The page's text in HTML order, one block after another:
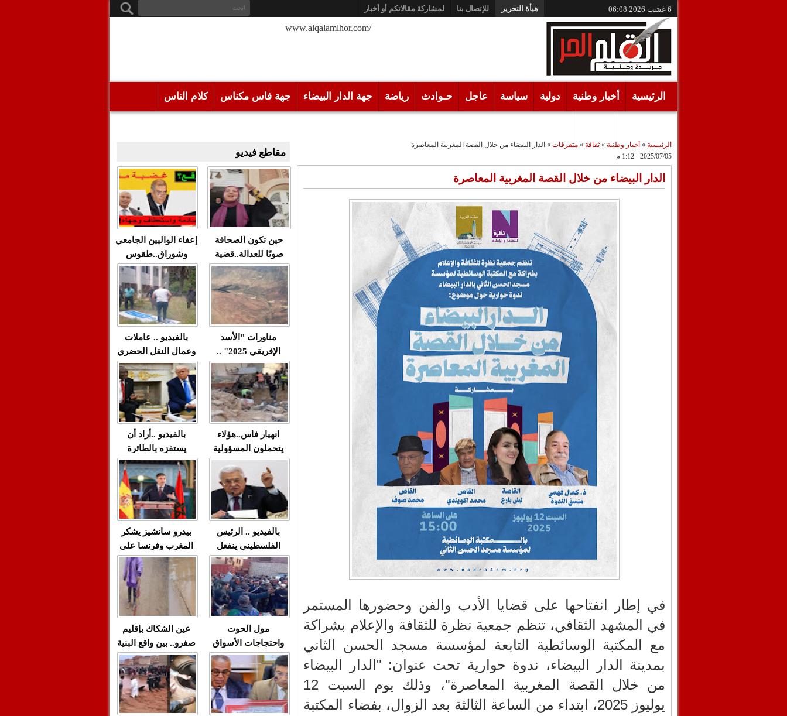
6 غشت 2026 06:08 هيأة التحرير للإتصال بنا لمشاركة مقالاتكم أو أخبار
/www.alqalamlhor.com
الرئيسية أخبار وطنية دولية سياسة عاجل حـوادث رياضة جهة الدار البيضاء جهة فاس مكناس كلام الناس
الرئيسية » أخبار وطنية» ثقافة» متفرقات» الدار البيضاء من خلال القصة المغربية المعاصرة
2025/07/05 - 1:12 م
الدار البيضاء من خلال القصة المغربية المعاصرة
في إطار انفتاحها على قضايا الأدب والفن وحضورها المستمر
في المشهد الثقافي، تنظم جمعية نظرة للثقافة والإعلام بشراكة
مع المكتبة الوسائطية التابعة لمؤسسة مسجد الحسن الثاني
بمدينة الدار البيضاء، ندوة حوارية تحت عنوان: "الدار البيضاء
من خلال القصة المغربية المعاصرة"، وذلك يوم السبت 12
يوليوز 2025، ابتداء من الساعة الثالثة بعد الزوال، بفضاء المكتبة
مقاطع فيديو
حين تكون الصحافة
صوتًا للعدالة..قضية
"مولات 88 غرزة"
مثالا(فيديو)
متابعة حميد طولست
في زمن تزداد فيه
حالات العنف ضد
النساء ويغيب فيه أحيانًا
صدى العدالة في
ردهات الم...
إعفاء الواليين الجامعي
وشوراق..طقوس
صادمة وملتمس
"الوجهاء"؟/ صمت
وزارة الداخلية؟/أين
الوزير التوفيق؟(فيديو)
بالفيديو .. عاملات
وعمال النقل الحضري
بفاس يعبرون عن
ارتياحهم بعد إنهاء عقد
شركة "سيتي باص"
مناورات "الأسد
الإفريقي 2025" ..
شاهد القاذفة النووية
في تدريب مع ثماني
مقاتلات من نوع F-16
تابعة للقوات الجوية
الملكية المغربية
بالفيديو ..أراد أن
يستفزه بالطائرة
القطرية لكن ترامب
فضحه أمام العالم
بالحجة والدليل
انهيار فاس..هؤلاء
يتحملون المسؤولية
ومآسي العمارات
العشوائية مفتوحة
بيدرو سانشيز يشكر
المغرب وفرنسا على
استعادة الكهرباء عقب
انقطاعه في شبه
الجزيرة الإيبيرية
بالفيديو .. الرئيس
الفلسطيني ينفعل
ويهاجم حماس بألفاظ
قاسية على الهواء
عين الشكاك بإقليم
صفرو.. بين واقع البنية
التحتية المهترئة
والحملات الانتخابية
المبكرة(فيديو)
مول الحوت
واحتجاجات الأسواق
الأسبوعية/الاحتقان
الصامت والتراشق
بـ"الصناديق"/أخنوش
يرد بالصمت المريب